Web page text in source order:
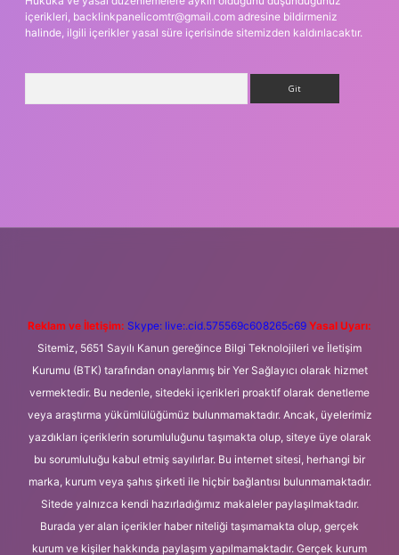
içerikleri, backlinkpanelicomtr@gmail.com adresine bildirmeniz
halinde, ilgili içerikler yasal süre içerisinde sitemizden kaldırılacaktır.
Reklam ve İletişim: Skype: live:.cid.575569c608265c69 Yasal Uyarı:
Sitemiz, 5651 Sayılı Kanun gereğince Bilgi Teknolojileri ve İletişim
Kurumu (BTK) tarafından onaylanmış bir Yer Sağlayıcı olarak hizmet
vermektedir. Bu nedenle, sitedeki içerikleri proaktif olarak denetleme
veya araştırma yükümlülüğümüz bulunmamaktadır. Ancak, üyelerimiz
yazdıkları içeriklerin sorumluluğunu taşımakta olup, siteye üye olarak
bu sorumluluğu kabul etmiş sayılırlar. Bu internet sitesi, herhangi bir
marka, kurum veya şahıs şirketi ile hiçbir bağlantısı bulunmamaktadır.
Sitede yalnızca kendi hazırladığımız makaleler paylaşılmaktadır.
Burada yer alan içerikler haber niteliği taşımamakta olup, gerçek
kurum ve kişiler hakkında paylaşım yapılmamaktadır. Gerçek kurum